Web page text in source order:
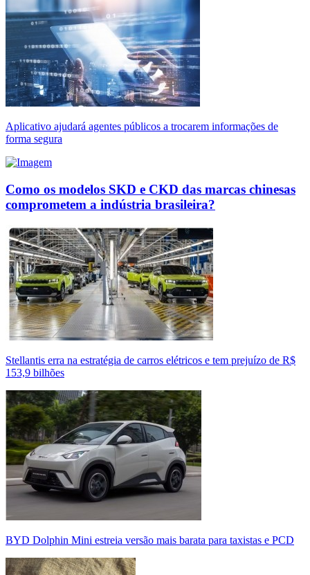
Aplicativo ajudará agentes públicos a trocarem informações de
forma segura
Como os modelos SKD e CKD das marcas chinesas
comprometem a indústria brasileira?
Stellantis erra na estratégia de carros elétricos e tem prejuízo de R$
153,9 bilhões
BYD Dolphin Mini estreia versão mais barata para taxistas e PCD